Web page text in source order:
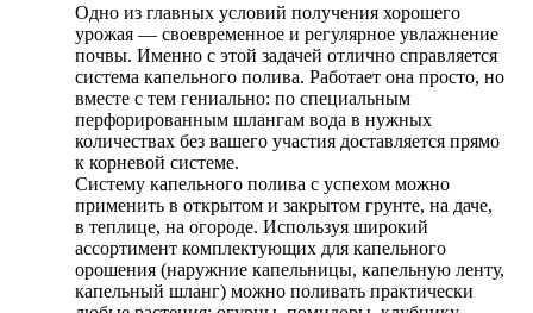
Одно из главных условий получения хорошего
урожая — своевременное и регулярное увлажнение
почвы. Именно с этой задачей отлично справляется
система капельного полива. Работает она просто, но
вместе с тем гениально: по специальным
перфорированным шлангам вода в нужных
количествах без вашего участия доставляется прямо
к корневой системе.
Систему капельного полива с успехом можно
применить в открытом и закрытом грунте, на даче,
в теплице, на огороде. Используя широкий
ассортимент комплектующих для капельного
орошения (наружние капельницы, капельную ленту,
капельный шланг) можно поливать практически